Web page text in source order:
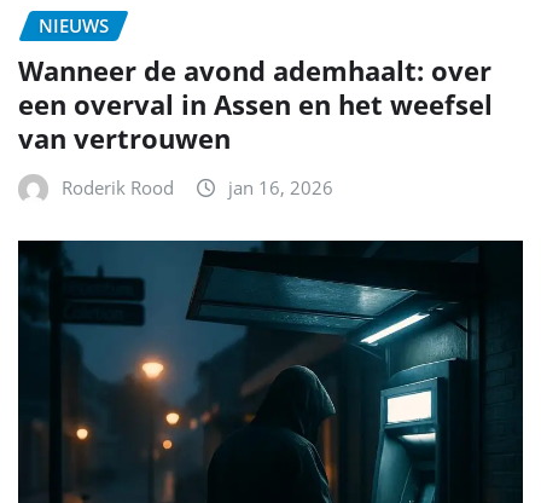
NIEUWS
Wanneer de avond ademhaalt: over
een overval in Assen en het weefsel
van vertrouwen
Roderik Rood jan 16, 2026